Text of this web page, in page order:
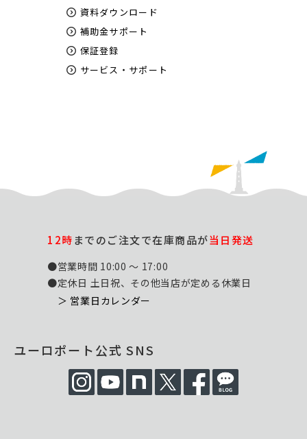
資料ダウンロード
補助金サポート
保証登録
サービス・サポート
12時までのご注文で在庫商品が当日発送
●営業時間 10:00 ～ 17:00
●定休日 土日祝、その他当店が定める休業日
＞ 営業日カレンダー
ユーロポート公式 SNS